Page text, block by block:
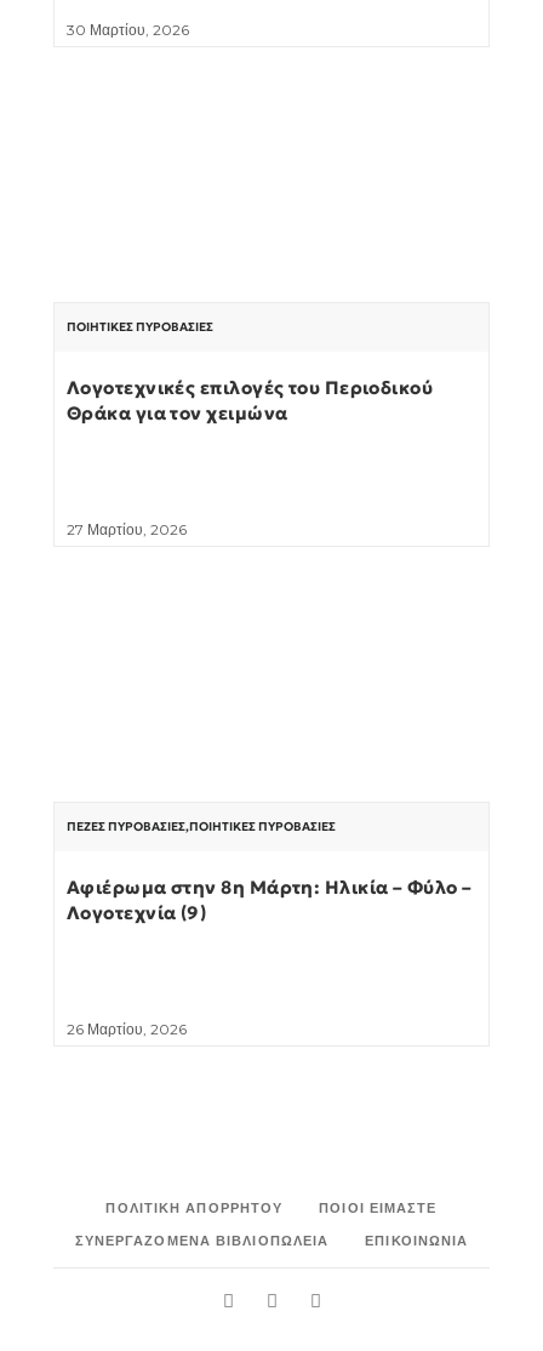
30 Μαρτίου, 2026
ΠΟΙΗΤΙΚΈΣ ΠΥΡΟΒΑΣΊΕΣ
Λογοτεχνικές επιλογές του Περιοδικού
Θράκα για τον χειμώνα
27 Μαρτίου, 2026
ΠΕΖΈΣ ΠΥΡΟΒΑΣΊΕΣ,ΠΟΙΗΤΙΚΈΣ ΠΥΡΟΒΑΣΊΕΣ
Αφιέρωμα στην 8η Μάρτη: Ηλικία – Φύλο –
Λογοτεχνία (9)
26 Μαρτίου, 2026
ΠΟΛΙΤΙΚΉ ΑΠΟΡΡΉΤΟΥ
ΠΟΙΟΙ ΕΊΜΑΣΤΕ
ΣΥΝΕΡΓΑΖΌΜΕΝΑ ΒΙΒΛΙΟΠΩΛΕΊΑ
ΕΠΙΚΟΙΝΩΝΊΑ